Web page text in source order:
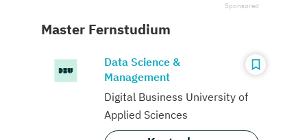
Master Fernstudium
Data Science &
Management
Digital Business University of
Applied Sciences